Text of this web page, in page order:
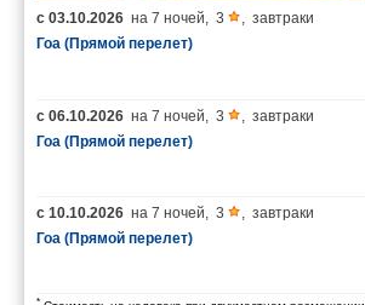
с 03.10.2026 на 7 ночей, 3 , завтраки
Гоа (Прямой перелет)
с 06.10.2026 на 7 ночей, 3 , завтраки
Гоа (Прямой перелет)
с 10.10.2026 на 7 ночей, 3 , завтраки
Гоа (Прямой перелет)
*